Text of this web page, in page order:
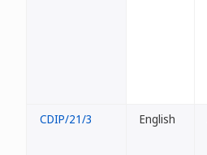
CDIP/21/3 English